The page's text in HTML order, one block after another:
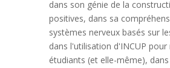
dans son génie de la
positives, dans sa
systèmes nerveux basés sur
dans l'utilisation d'INCUP
étudiants (et elle-même),